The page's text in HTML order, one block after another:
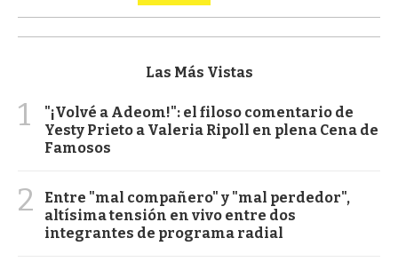
Las Más Vistas
1
"¡Volvé a Adeom!": el filoso comentario de
Yesty Prieto a Valeria Ripoll en plena Cena de
Famosos
2
Entre "mal compañero" y "mal perdedor",
altísima tensión en vivo entre dos
integrantes de programa radial